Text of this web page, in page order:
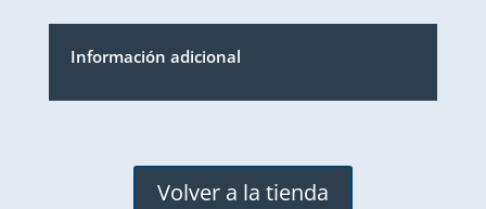
Información adicional
Volver a la tienda